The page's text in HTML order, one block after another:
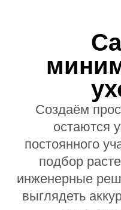
подбор растений,
инженерные
выглядеть
протяжении